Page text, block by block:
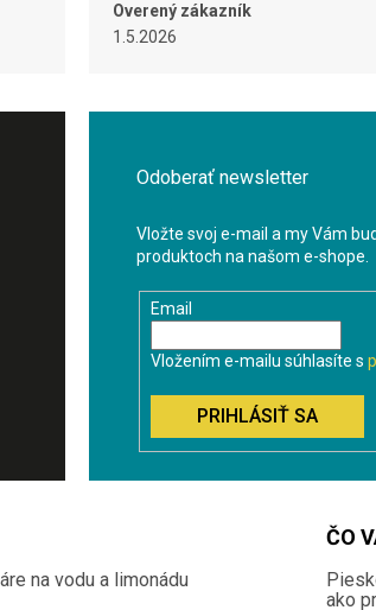
Overený zákazník
1.5.2026
Odoberať newsletter
Vložte svoj e-mail a my Vám
produktoch na našom e-shope.
Email
Vložením e-mailu súhlasíte s
PRIHLÁSIŤ SA
na vodu a limonádu
ČO
ako